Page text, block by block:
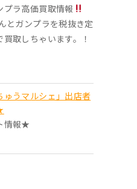
ラ高価買取情報
ガンプラを税抜き定
買取しちゃいます。！
うマルシェ」出店者
情報★